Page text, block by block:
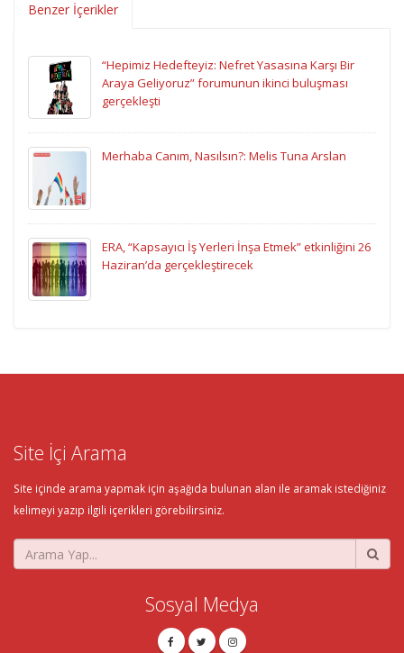
Benzer İçerikler
“Hepimiz Hedefteyiz: Nefret Yasasına Karşı Bir
Araya Geliyoruz” forumunun ikinci buluşması
gerçekleşti
Merhaba Canım, Nasılsın?: Melis Tuna Arslan
ERA, “Kapsayıcı İş Yerleri İnşa Etmek” etkinliğini 26
Haziran’da gerçekleştirecek
Site İçi Arama
Site içinde arama yapmak için aşağıda bulunan alan ile aramak istediğiniz
kelimeyi yazıp ilgili içerikleri görebilirsiniz.
Sosyal Medya